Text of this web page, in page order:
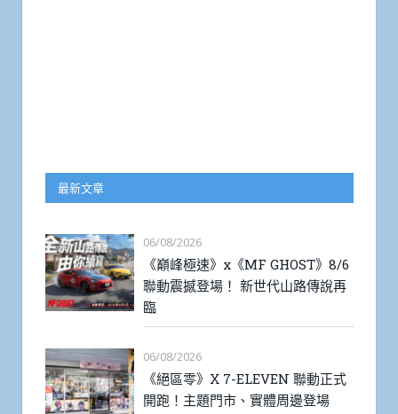
最新文章
06/08/2026
《巔峰極速》x《MF GHOST》8/6
聯動震撼登場！ 新世代山路傳說再
臨
06/08/2026
《絕區零》X 7-ELEVEN 聯動正式
開跑！主題門市、實體周邊登場